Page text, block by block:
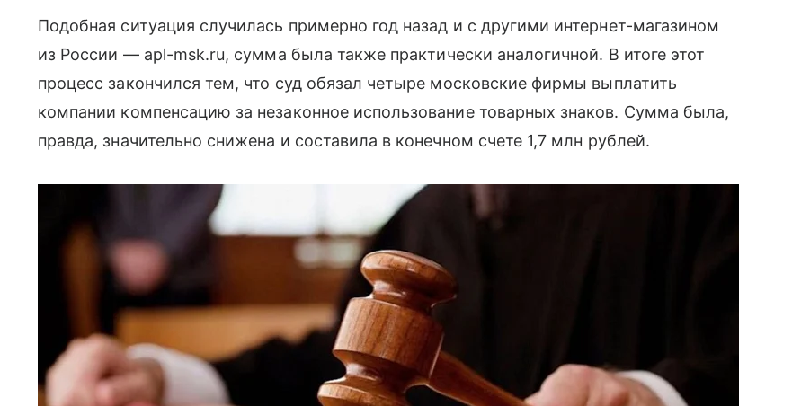
Подобная ситуация случилась примерно год назад и с другими интернет-магазином
из России — apl-msk.ru, сумма была также практически аналогичной. В итоге этот
процесс закончился тем, что суд обязал четыре московские фирмы выплатить
компании компенсацию за незаконное использование товарных знаков. Сумма была,
правда, значительно снижена и составила в конечном счете 1,7 млн рублей.